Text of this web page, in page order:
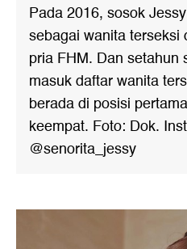
Pada 2016, sosok
sebagai wanita terseksi
pria FHM. Dan setahun
masuk daftar wanita
berada di posisi
keempat. Foto: Dok.
@senorita_jessy